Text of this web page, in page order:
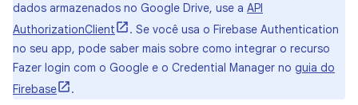
dados armazenados no Google Drive, use a API
AuthorizationClient
. Se você usa o Firebase Authentication
no seu app, pode saber mais sobre como integrar o recurso
Fazer login com o Google e o Credential Manager no guia do
Firebase
.